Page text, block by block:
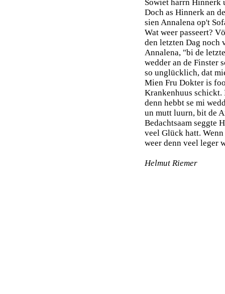
Sowiet harrn Hinnerk
Doch as Hinnerk an
sien Annalena op't
Wat weer passeert?
den letzten Dag noch
Annalena, "bi de
wedder an de Finster
so unglücklich, dat
Mien Fru Dokter is
Krankenhuus schickt.
denn hebbt se mi
un mutt luurn, bit de
Bedachtsaam seggte
veel Glück hatt.
weer denn veel leger
Helmut Riemer